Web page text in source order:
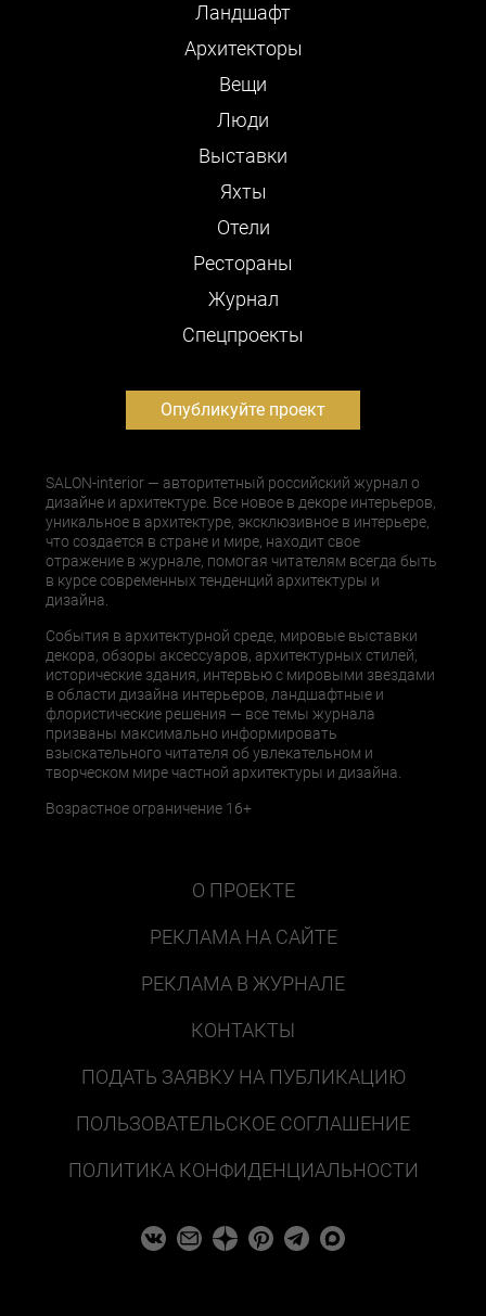
Ландшафт
Архитекторы
Вещи
Люди
Выставки
Яхты
Отели
Рестораны
Журнал
Cпецпроекты
Опубликуйте проект
SALON-interior — авторитетный российский журнал о
дизайне и архитектуре. Все новое в декоре интерьеров,
уникальное в архитектуре, эксклюзивное в интерьере,
что создается в стране и мире, находит свое
отражение в журнале, помогая читателям всегда быть
в курсе современных тенденций архитектуры и
дизайна.
События в архитектурной среде, мировые выставки
декора, обзоры аксессуаров, архитектурных стилей,
исторические здания, интервью с мировыми звездами
в области дизайна интерьеров, ландшафтные и
флористические решения — все темы журнала
призваны максимально информировать
взыскательного читателя об увлекательном и
творческом мире частной архитектуры и дизайна.
Возрастное ограничение 16+
О ПРОЕКТЕ
РЕКЛАМА НА САЙТЕ
РЕКЛАМА В ЖУРНАЛЕ
КОНТАКТЫ
ПОДАТЬ ЗАЯВКУ НА ПУБЛИКАЦИЮ
ПОЛЬЗОВАТЕЛЬСКОЕ СОГЛАШЕНИЕ
ПОЛИТИКА КОНФИДЕНЦИАЛЬНОСТИ